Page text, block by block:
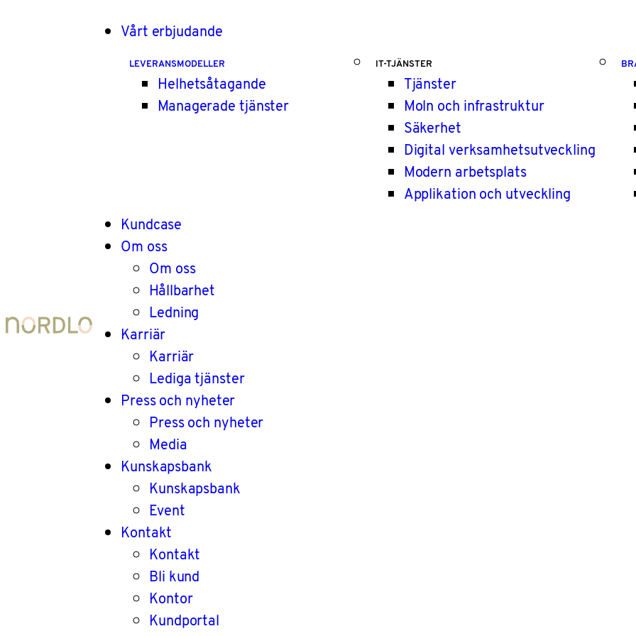
Vårt erbjudande
LEVERANSMODELLER
Helhetsåtagande
Managerade tjänster
IT-TJÄNSTER
Tjänster
Moln och infrastruktur
Säkerhet
Digital verksamhetsutveckling
Modern arbetsplats
Applikation och utveckling
Kundcase
Om oss
Om oss
Hållbarhet
Ledning
Karriär
Karriär
Lediga tjänster
Press och nyheter
Press och nyheter
Media
Kunskapsbank
Kunskapsbank
Event
Kontakt
Kontakt
Bli kund
Kontor
Kundportal